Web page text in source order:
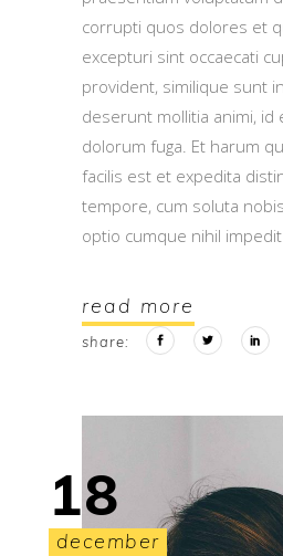
corrupti quos dolores et
excepturi sint occaecati
provident, similique sunt
deserunt mollitia animi, id
dolorum fuga. Et harum
facilis est et expedita
tempore, cum soluta
optio cumque nihil
read more
share:
18
december